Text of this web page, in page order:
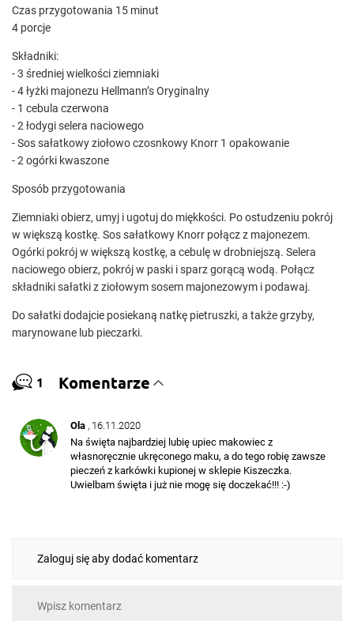
Czas przygotowania 15 minut
4 porcje
Składniki:
- 3 średniej wielkości ziemniaki
- 4 łyżki majonezu Hellmann’s Oryginalny
- 1 cebula czerwona
- 2 łodygi selera naciowego
- Sos sałatkowy ziołowo czosnkowy Knorr 1 opakowanie
- 2 ogórki kwaszone
Sposób przygotowania
Ziemniaki obierz, umyj i ugotuj do miękkości. Po ostudzeniu pokrój
w większą kostkę. Sos sałatkowy Knorr połącz z majonezem.
Ogórki pokrój w większą kostkę, a cebulę w drobniejszą. Selera
naciowego obierz, pokrój w paski i sparz gorącą wodą. Połącz
składniki sałatki z ziołowym sosem majonezowym i podawaj.
Do sałatki dodajcie posiekaną natkę pietruszki, a także grzyby,
marynowane lub pieczarki.
1 Komentarze
Ola , 16.11.2020
Na święta najbardziej lubię upiec makowiec z
własnoręcznie ukręconego maku, a do tego robię zawsze
pieczeń z karkówki kupionej w sklepie Kiszeczka.
Uwielbam święta i już nie mogę się doczekać!!! :-)
Zaloguj się aby dodać komentarz